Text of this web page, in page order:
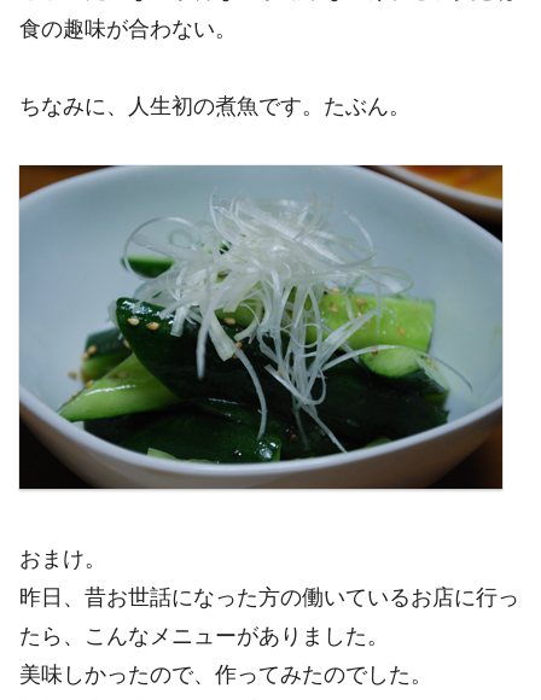
食の趣味が合わない。
ちなみに、人生初の煮魚です。たぶん。
おまけ。
昨日、昔お世話になった方の働いているお店に行っ
たら、こんなメニューがありました。
美味しかったので、作ってみたのでした。